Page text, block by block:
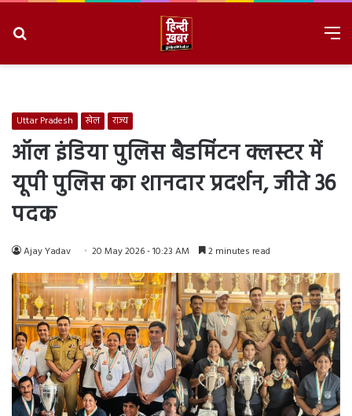
Uttar Pradesh खेल राज्य
ऑल इंडिया पुलिस बैडमिंटन क्लस्टर में
यूपी पुलिस का शानदार प्रदर्शन, जीते 36
पदक
Ajay Yadav 20 May 2026 - 10:23 AM 2 minutes read